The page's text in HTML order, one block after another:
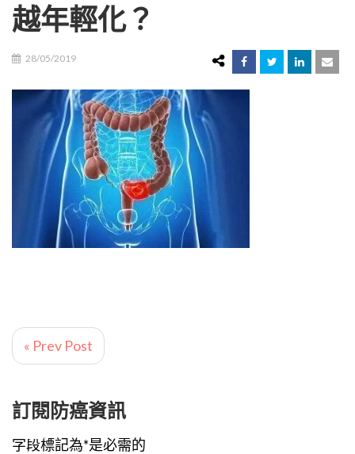
越年輕化？
28/05/2019
« Prev Post
訂閱防癌資訊
字段標記為*是必需的